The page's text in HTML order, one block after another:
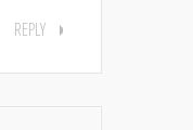
REPLY